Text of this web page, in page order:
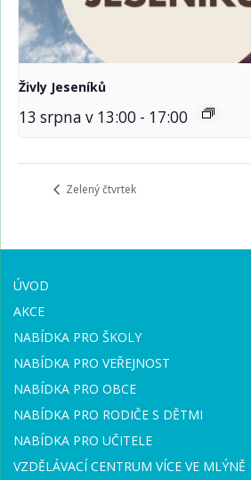
Živly Jeseníků
13 srpna v 13:00 - 17:00
Zelený čtvrtek
ÚVOD
AKCE
NABÍDKA PRO ŠKOLY
NABÍDKA PRO VEŘEJNOST
NABÍDKA PRO OBCE
NABÍDKA PRO RODIČE S DĚTMI
NABÍDKA PRO UČITELE
VZDĚLÁVACÍ CENTRUM VÍCE VE MLÝNĚ